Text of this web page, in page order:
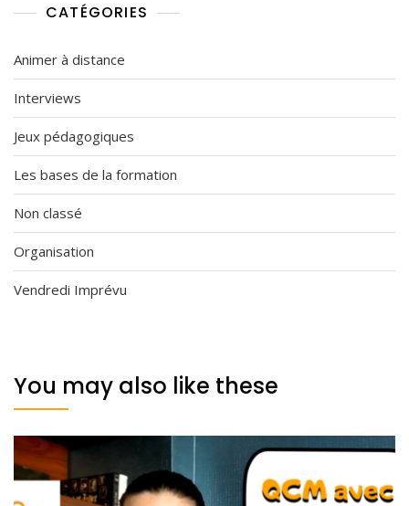
CATÉGORIES
Animer à distance
Interviews
Jeux pédagogiques
Les bases de la formation
Non classé
Organisation
Vendredi Imprévu
You may also like these